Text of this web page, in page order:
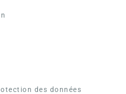
des données